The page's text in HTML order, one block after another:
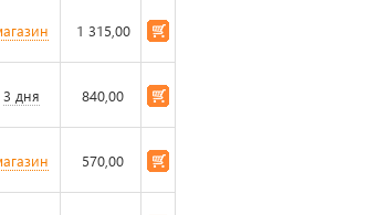
1 315,00
3 дня 840,00
570,00